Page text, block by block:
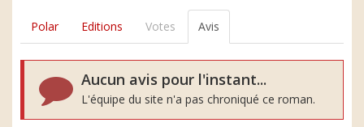
Polar Editions Votes Avis
Aucun avis pour l'instant...
L'équipe du site n'a pas chroniqué ce roman.